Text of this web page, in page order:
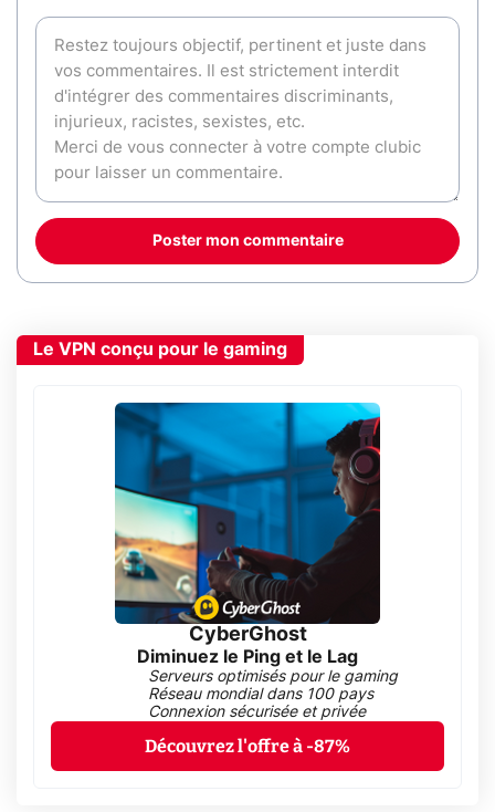
Poster mon commentaire
Le VPN conçu pour le gaming
CyberGhost
Diminuez le Ping et le Lag
Serveurs optimisés pour le gaming
Réseau mondial dans 100 pays
Connexion sécurisée et privée
Découvrez l'offre à -87%